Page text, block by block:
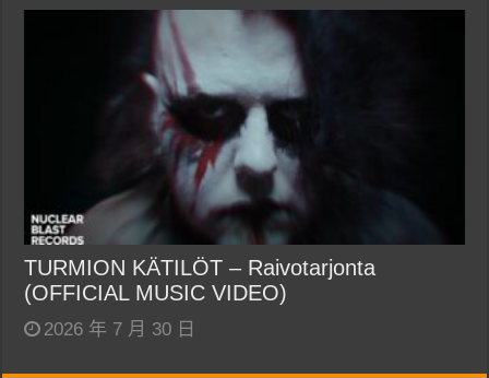
TURMION KÄTILÖT – Raivotarjonta
(OFFICIAL MUSIC VIDEO)
2026 年 7 月 30 日